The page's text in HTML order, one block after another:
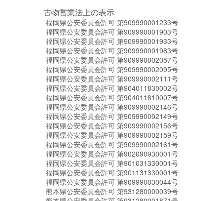
古物営業法上の表示
福岡県公安委員会許可 第909990001233号
福岡県公安委員会許可 第909990001903号
福岡県公安委員会許可 第909990001933号
福岡県公安委員会許可 第909990001983号
福岡県公安委員会許可 第909990002057号
福岡県公安委員会許可 第909990002095号
福岡県公安委員会許可 第909990002111号
福岡県公安委員会許可 第904011830002号
福岡県公安委員会許可 第904011810007号
福岡県公安委員会許可 第909990002146号
福岡県公安委員会許可 第909990002149号
福岡県公安委員会許可 第909990002156号
福岡県公安委員会許可 第909990002159号
福岡県公安委員会許可 第909990002161号
福岡県公安委員会許可 第902090930001号
福岡県公安委員会許可 第901031330001号
福岡県公安委員会許可 第901131330001号
福岡県公安委員会許可 第909990030044号
熊本県公安委員会許可 第931280000039号